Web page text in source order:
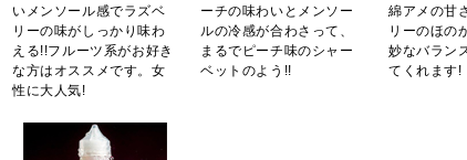
いメンソール感でラズベ
リーの味がしっかり味わ
える!!フルーツ系がお好き
な方はオススメです。女
性に大人気!
ーチの味わいとメンソー
ルの冷感が合わさって、
まるでピーチ味のシャー
ベットのよう!!
綿アメの甘
リーのほの
妙なバラン
てくれます!